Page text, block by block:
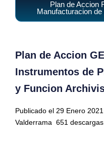
Plan de Accion
Manufacturacion
Plan de Accion
Instrumentos de
y Funcion
Publicado el 29 Enero 2021
Valderrama 651 descargas